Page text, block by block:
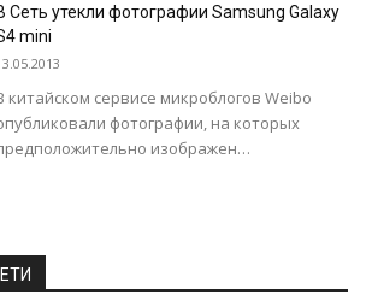
как самый тихий в истории
По словам производителя,
запатентованным решениям
Сеть утекли фотографии Samsung Galaxy
mini
китайском сервисе микроблогов Weibo
фотографии, на которых
изображен